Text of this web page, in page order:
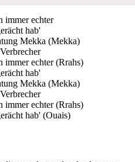
immer echter
hab'
Mekka (Mekka)
echter (Rrahs)
hab'
Mekka (Mekka)
echter (Rrahs)
hab' (Ouais)